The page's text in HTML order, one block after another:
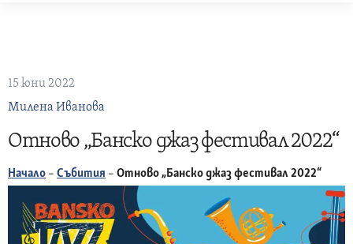
15 юни 2022
Милена Иванова
Отново „Банско джаз фестивал 2022“
Начало – Събития – Отново „Банско джаз фестивал 2022“